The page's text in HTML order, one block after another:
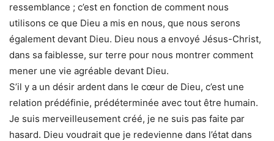
ressemblance ; c’est en fonction de comment nous
utilisons ce que Dieu a mis en nous, que nous serons
également devant Dieu. Dieu nous a envoyé Jésus-Christ,
dans sa faiblesse, sur terre pour nous montrer comment
mener une vie agréable devant Dieu.
S’il y a un désir ardent dans le cœur de Dieu, c’est une
relation prédéfinie, prédéterminée avec tout être humain.
Je suis merveilleusement créé, je ne suis pas faite par
hasard. Dieu voudrait que je redevienne dans l’état dans